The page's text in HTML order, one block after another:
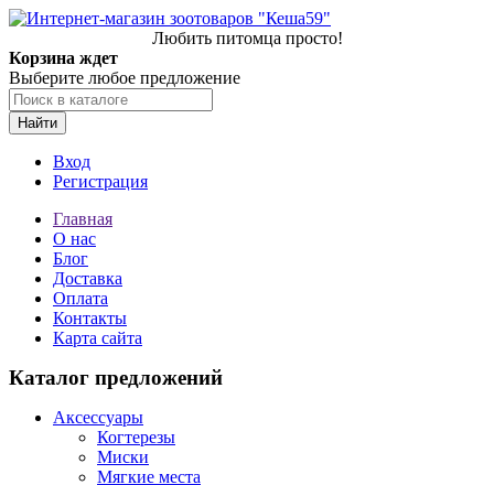
Любить питомца просто!
Корзина ждет
Выберите любое предложение
Найти
Вход
Регистрация
Главная
О нас
Блог
Доставка
Оплата
Контакты
Карта сайта
Каталог предложений
Аксессуары
Когтерезы
Миски
Мягкие места